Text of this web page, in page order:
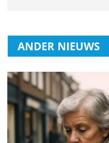
ANDER NIEUWS